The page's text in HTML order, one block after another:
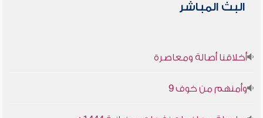
البث المباشر
أخلاقنا أصالة ومعاصرة
وأمنهم من خوف 9